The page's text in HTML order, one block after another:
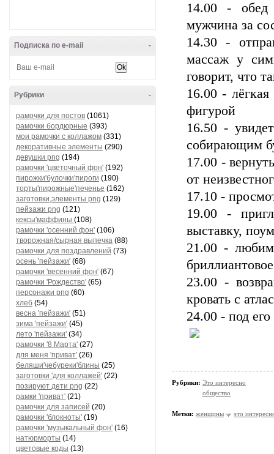
-
Подписка по e-mail
-
Рубрики
рамочки для постов (1061)
рамочки бордюрные (393)
мои рамочки с коллажом (331)
декоративные элементы (290)
девушки png (194)
рамочки 'цветочный фон' (192)
пирожки'булочки'пироги (190)
торты'пирожные'печенье (162)
заготовки,элементы png (129)
пейзажи png (121)
кексы'маффины (108)
рамочки 'осенний фон' (106)
творожная/сырная выпечка (88)
рамочки для поздравлений (73)
осень 'пейзажи' (68)
рамочки 'весенний фон' (67)
рамочки 'Рождество' (65)
персонажи png (60)
хлеб (54)
весна 'пейзажи' (51)
зима 'пейзажи' (45)
лето 'пейзажи' (34)
рамочки '8 Марта' (27)
для меня 'приват' (26)
беляши'чебуреки'блины (25)
заготовки 'для коллажей' (22)
позируют дети png (22)
рамки 'приват' (21)
рамочки для записей (20)
рамочки 'блокноты' (19)
рамочки 'музыкальный фон' (16)
натюрморты (14)
цветовые коды (13)
14.00 - обед
мужчина за
14.30 -
массаж у
говорит, что
16.00 -
фигурой
16.50 -
собирающим
17.00 -
от
17.10 -
19.00 -
выставку,
21.00 -
23.00 -
кровать с
24.00 - под
Рубрики: Это интересно
общество
Метки: женщины это